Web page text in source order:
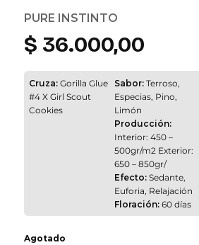
PURE INSTINTO
$ 36.000,00
Cruza: Gorilla Glue
#4 X Girl Scout
Cookies
Sabor:Terroso,
Especias, Pino,
Limón
Producción:
Interior: 450 –
500gr/m2 Exterior:
650 – 850gr/
Efecto:Sedante,
Euforia, Relajación
Floración:60 días
Agotado